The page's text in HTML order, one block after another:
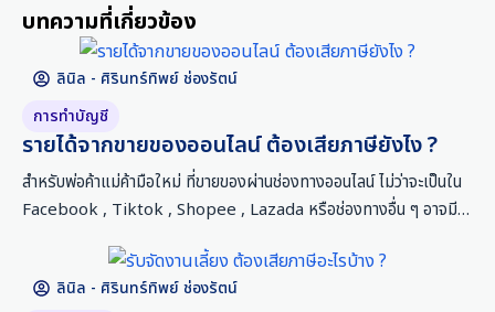
บทความที่เกี่ยวข้อง
ลินิล - ศิรินทร์ทิพย์ ช่องรัตน์
การทำบัญชี
รายได้จากขายของออนไลน์ ต้องเสียภาษียังไง ?
สำหรับพ่อค้าแม่ค้ามือใหม่ ที่ขายของผ่านช่องทางออนไลน์ ไม่ว่าจะเป็นใน
Facebook , Tiktok , Shopee , Lazada หรือช่องทางอื่น ๆ อาจมี
รู้ได้ยังไงว่าต้องภาษีเมื่อไหร่ ? ในบทความนี้ ชอบการบัญชี จะอธิบายให้
เข้าใจว่ารายได้จากการขายของออนไลน์ ถือว่าเป็นรายได้ประเภทไหน
ลินิล - ศิรินทร์ทิพย์ ช่องรัตน์